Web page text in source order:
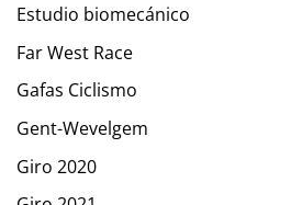
Estudio biomecánico
Far West Race
Gafas Ciclismo
Gent-Wevelgem
Giro 2020